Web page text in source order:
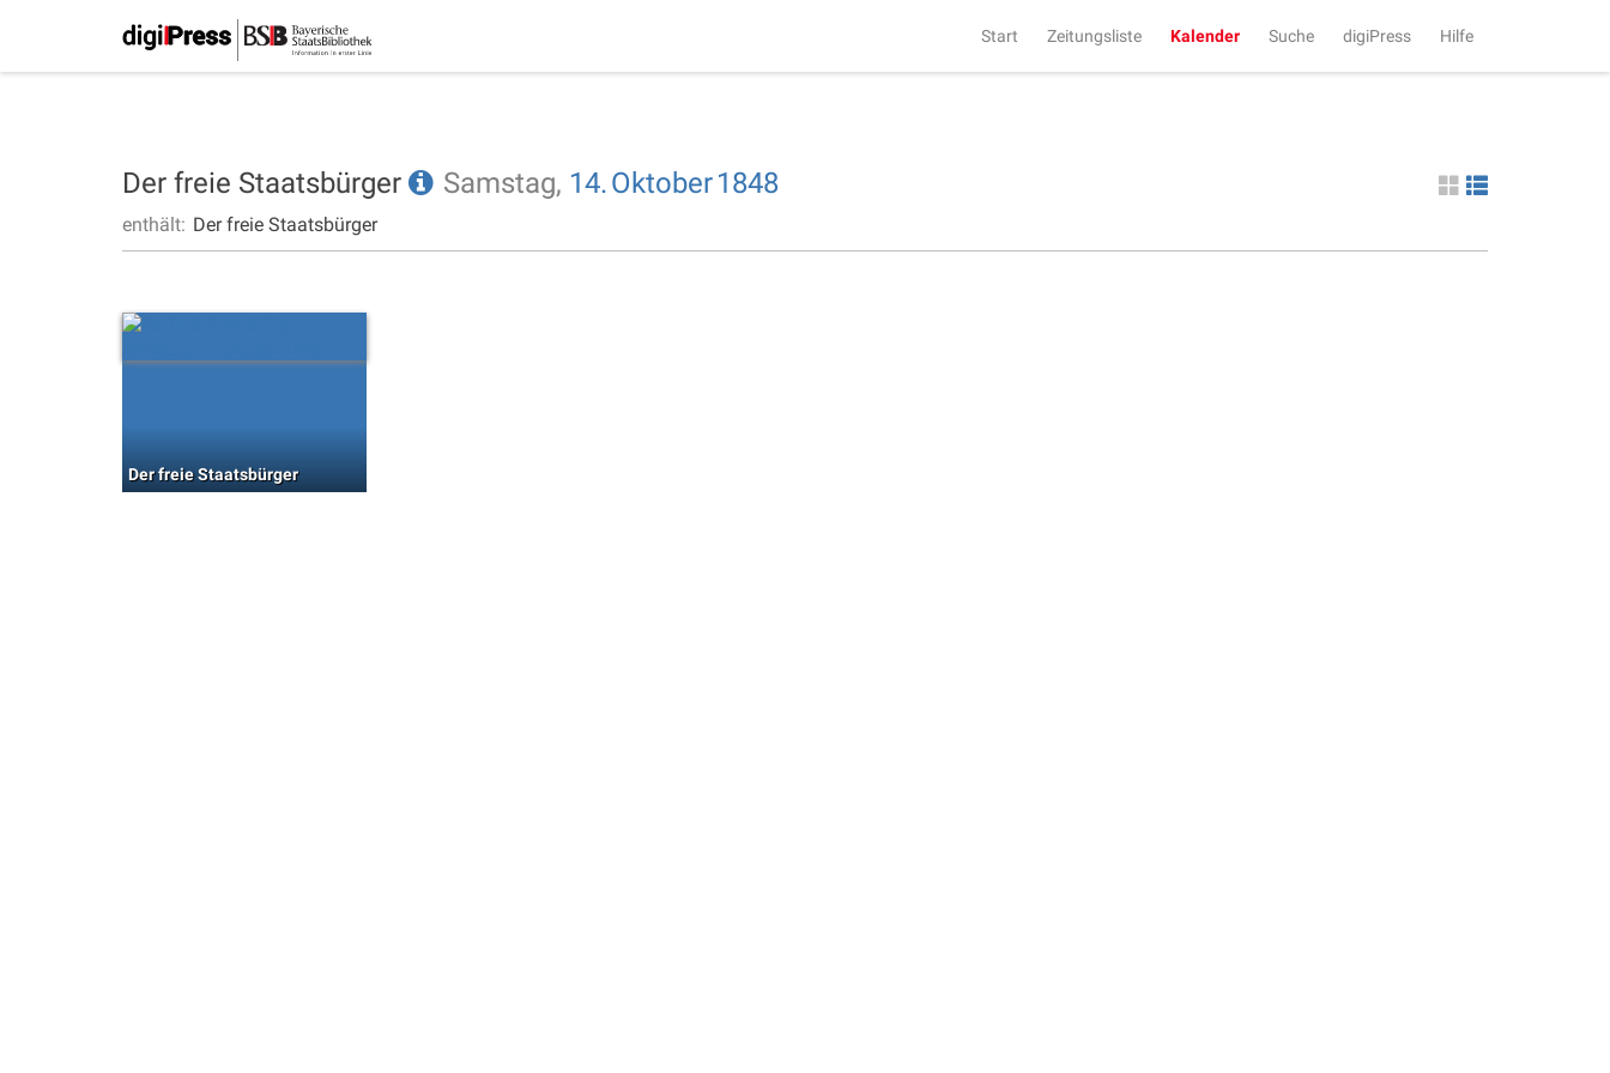
Start Zeitungsliste Kalender Suche digiPress Hilfe
Der freie Staatsbürger Samstag, 14.Oktober1848
enthält: Der freie Staatsbürger
Der freie Staatsbürger